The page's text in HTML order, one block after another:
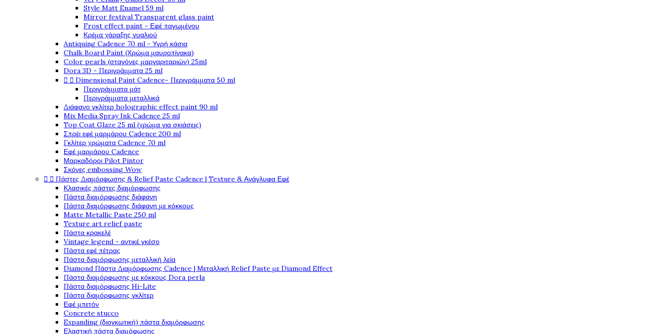
Style Matt Enamel 59 ml
Mirror festival Transparent glass paint
Frost effect paint - Εφέ παγωμένου
Κρέμα χάραξης γυαλιού
Antiquing Cadence 70 ml - Υγρή κάσια
Chalk Board Paint (Χρώμα μαυροπίνακα)
Color pearls (σταγόνες μαργαριταριών) 25ml
Dora 3D - Περιγράμματα 25 ml
  Dimensional Paint Cadence- Περιγράμματα 50 ml
Περιγράμματα μάτ
Περιγράμματα μεταλλικά
Διάφανο γκλίτερ holographic effect paint 90 ml
Mix Media Spray Ink Cadence 25 ml
Top Coat Glaze 25 ml (χρώμα για σκιάσεις)
Σπρέι εφέ μαρμάρου Cadence 200 ml
Γκλίτερ χρώματα Cadence 70 ml
Εφέ μαρμάρου Cadence
Μαρκαδόροι Pilot Pintor
Σκόνες embossing Wow
  Πάστες Διαμόρφωσης & Relief Paste Cadence | Texture & Ανάγλυφα Εφέ
Κλασικές πάστες διαμόρφωσης
Πάστα διαμόρφωσης διάφανη
Πάστα διαμόρφωσης διάφανη με κόκκους
Matte Metallic Paste 250 ml
Texture art relief paste
Πάστα κρακελέ
Vintage legend - αντικέ γκέσο
Πάστα εφέ πέτρας
Πάστα διαμόρφωσης μεταλλική λεία
Diamond Πάστα Διαμόρφωσης Cadence | Μεταλλική Relief Paste με Diamond Effect
Πάστα διαμόρφωσης με κόκκους Dora perla
Πάστα διαμόρφωσης Hi-Lite
Πάστα διαμόρφωσης γκλίτερ
Εφέ μπετόν
Concrete stucco
Expanding (διογκωτική) πάστα διαμόρφωσης
Ελαστική πάστα διαμόφωσης